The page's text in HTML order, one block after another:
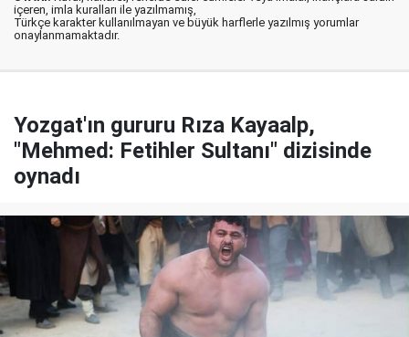
içeren, imla kuralları ile yazılmamış,
Türkçe karakter kullanılmayan ve büyük harflerle yazılmış yorumlar
onaylanmamaktadır.
Yozgat'ın gururu Rıza Kayaalp,
"Mehmed: Fetihler Sultanı" dizisinde
oynadı